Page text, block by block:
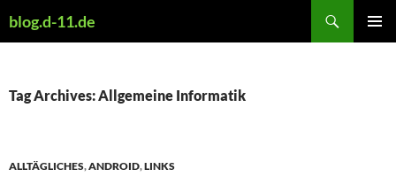
toblog.d-11.de
Tag Archives: Allgemeine Informatik
ALLTÄGLICHES,ANDROID,LINKS